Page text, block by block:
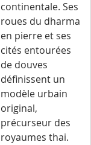
continentale. Ses
roues du dharma
en pierre et ses
cités entourées
de douves
définissent un
modèle urbain
original,
précurseur des
royaumes thai.